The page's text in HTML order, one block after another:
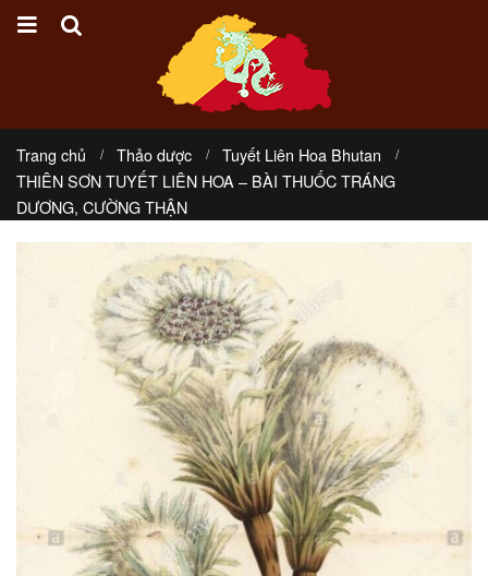
Trang chủ Thảo dược
Tuyết Liên Hoa Bhutan
THIÊN SƠN TUYẾT LIÊN HOA – BÀI THUỐC TRÁNG
DƯƠNG, CƯỜNG THẬN